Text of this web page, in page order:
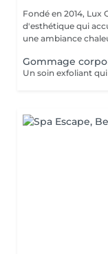
Fondé en 2014, Lux
d'esthétique qui
une ambiance
Gommage